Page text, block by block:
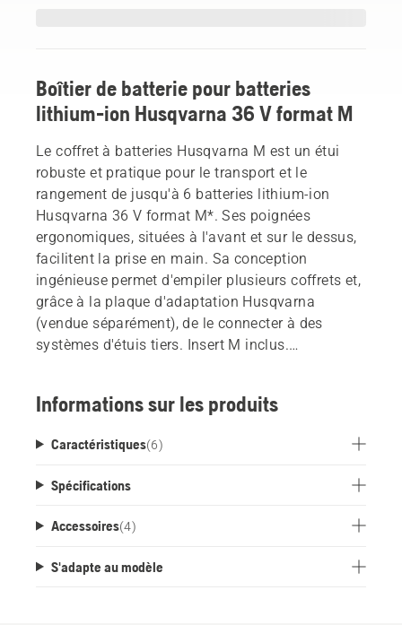
Boîtier de batterie pour batteries
lithium-ion Husqvarna 36 V format M
Le coffret à batteries Husqvarna M est un étui
robuste et pratique pour le transport et le
rangement de jusqu'à 6 batteries lithium-ion
Husqvarna 36 V format M*. Ses poignées
ergonomiques, situées à l'avant et sur le dessus,
facilitent la prise en main. Sa conception
ingénieuse permet d'empiler plusieurs coffrets et,
grâce à la plaque d'adaptation Husqvarna
(vendue séparément), de le connecter à des
systèmes d'étuis tiers. Insert M inclus.
Informations sur les produits
Caractéristiques(6)
Spécifications
Accessoires(4)
S'adapte au modèle